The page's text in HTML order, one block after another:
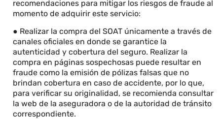
recomendaciones para mitigar los riesgos de fraude al
momento de adquirir este servicio:
● Realizar la compra del SOAT únicamente a través de
canales oficiales en donde se garantice la
autenticidad y cobertura del seguro. Realizar la
compra en páginas sospechosas puede resultar en
fraude como la emisión de pólizas falsas que no
brindan cobertura en caso de accidente, por lo que,
para verificar su originalidad, se recomienda consultar
la web de la aseguradora o de la autoridad de tránsito
correspondiente.